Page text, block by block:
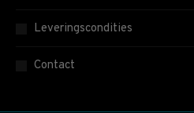
Leveringscondities
Contact